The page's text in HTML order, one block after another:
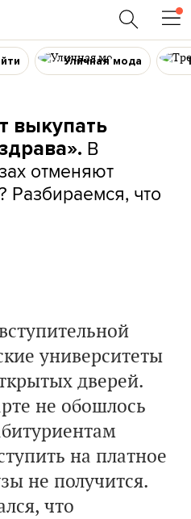
Уличная мода
выкупать
В
отменяют
Разбираемся, что
университеты
дверей.
не обошлось
на платное
не получится.
что